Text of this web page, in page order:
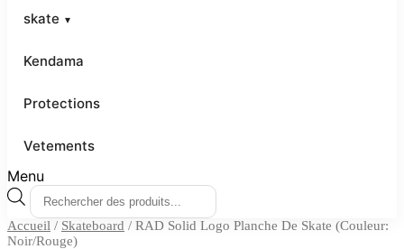
skate
Kendama
Protections
Vetements
Menu
Recherche
de
produits
Accueil / Skateboard / RAD Solid Logo Planche De Skate (Couleur:
Noir/Rouge)